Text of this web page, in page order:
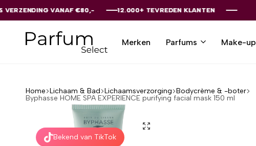
VANAF €80,- 12.000+ TEVREDEN KLANTEN
VANAF €80,- 12.000+ TEVREDEN KLANTEN
VANAF €80,- 12.000+ TEVREDEN KLANTEN
VANAF €80,- 12.000+ TEVREDEN KLANTEN
VANAF €80,- 12.000+ TEVREDEN KLANTEN
Merken Parfums Make-up
Home Lichaam & Bad Lichaamsverzorging Bodycrème & -boter
Byphasse HOME SPA EXPERIENCE purifying facial mask 150 ml
Bekend van TikTok